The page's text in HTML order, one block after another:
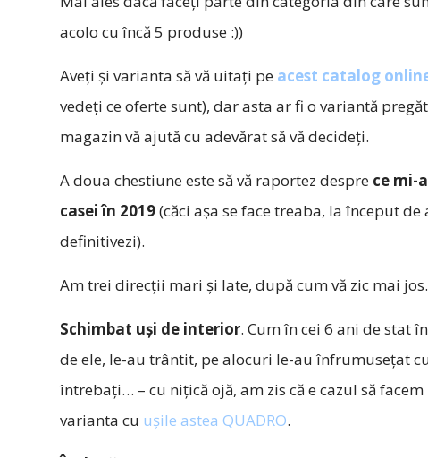
acolo cu încă 5 produse :))
Aveți și varianta să vă uitați pe acest catalog
vedeți ce oferte sunt), dar asta ar fi o variantă
magazin vă ajută cu adevărat să vă decideți.
A doua chestiune este să vă raportez despre ce mi-
casei în 2019(căci așa se face treaba, la început
definitivezi).
Am trei direcții mari și late, după cum vă zic mai jos.
Schimbat uși de interior. Cum în cei 6 ani de stat
de ele, le-au trântit, pe alocuri le-au înfrumusețat
întrebați… – cu nițică ojă, am zis că e cazul să
varianta cu ușile astea QUADRO.